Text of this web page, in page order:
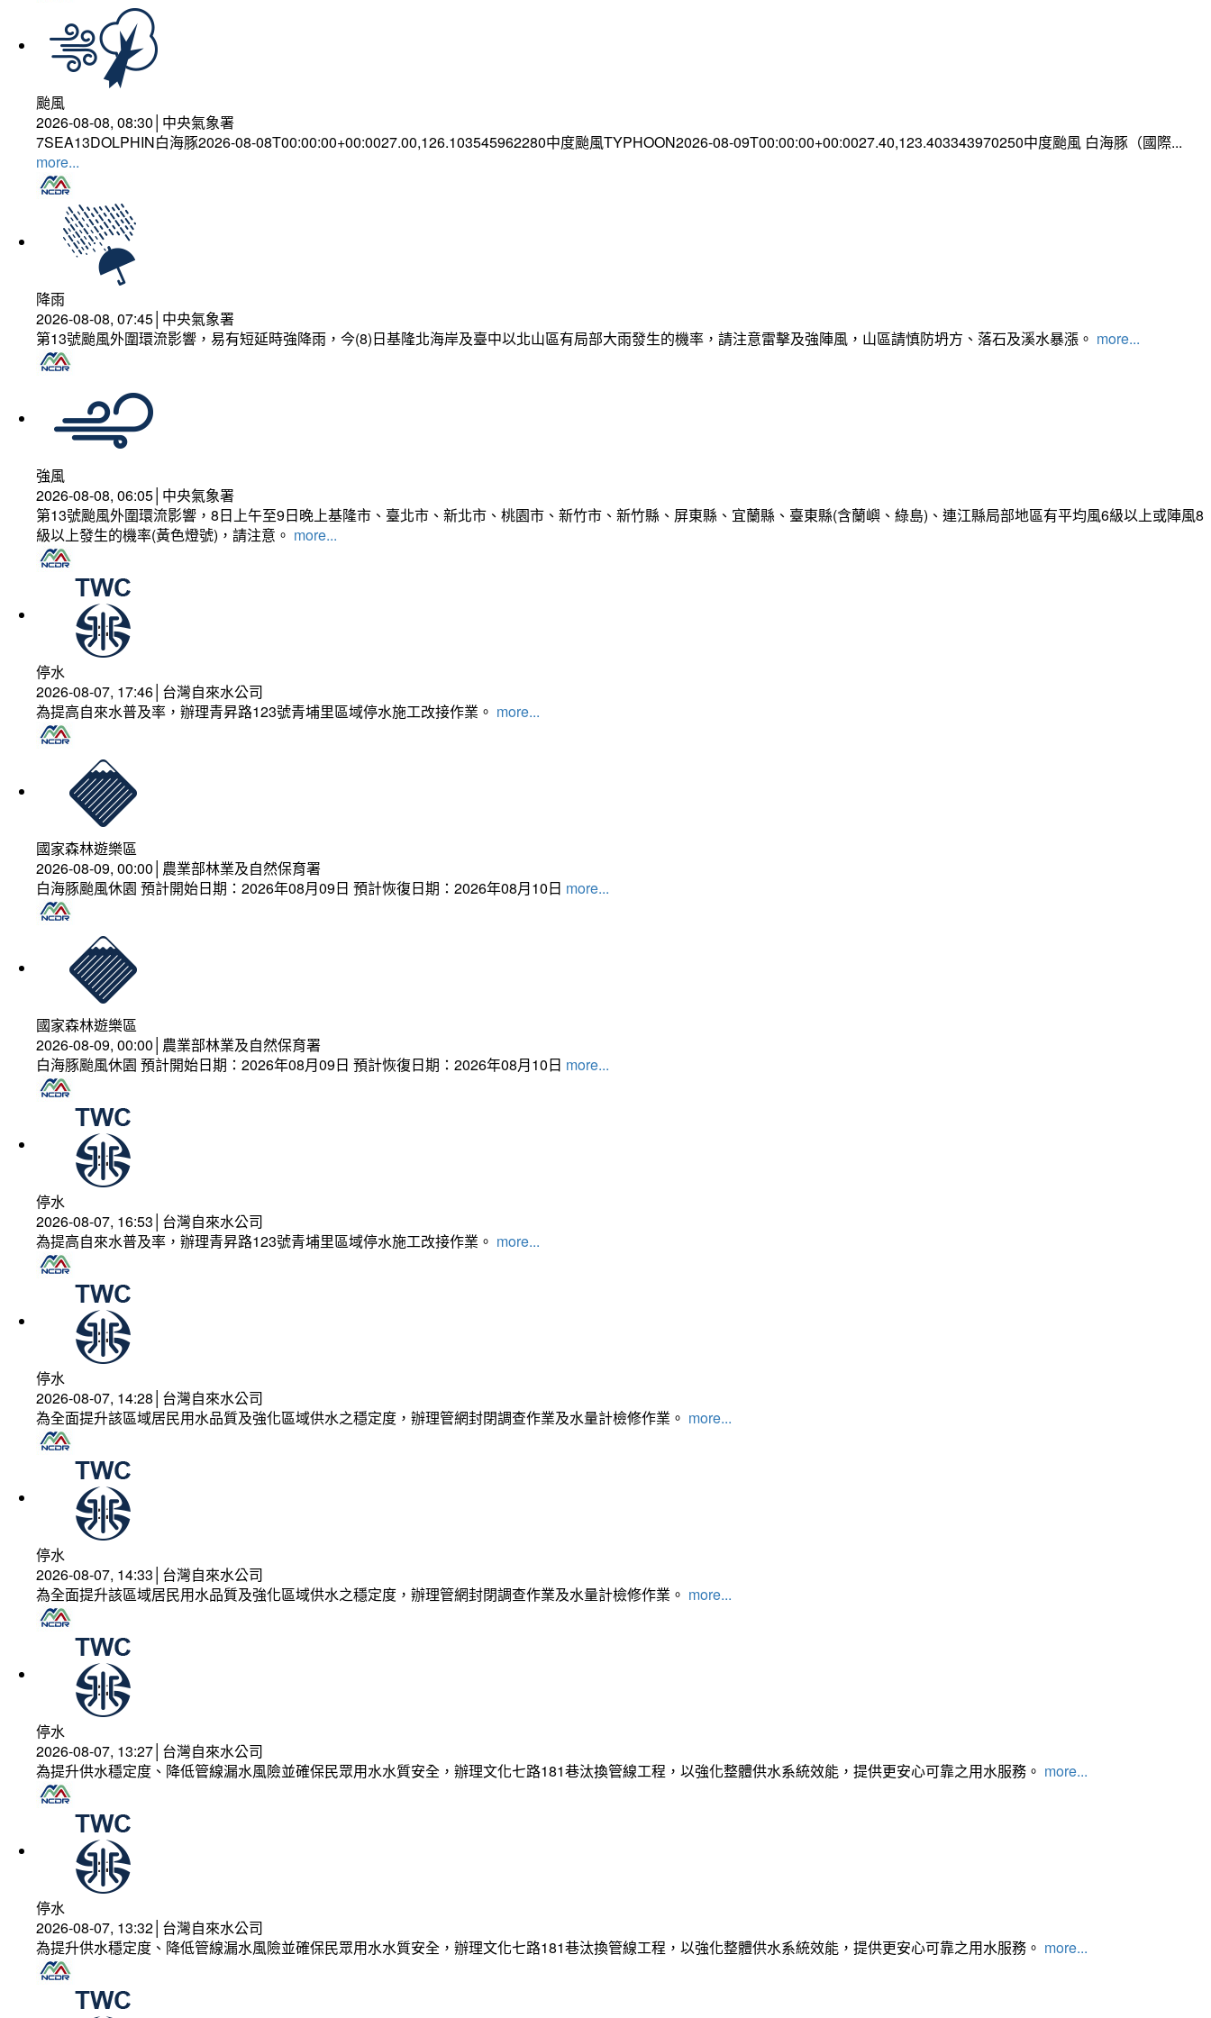
颱風
2026-08-08, 08:30│中央氣象署
7SEA13DOLPHIN白海豚2026-08-08T00:00:00+00:0027.00,126.103545962280中度颱風TYPHOON2026-08-09T00:00:00+00:0027.40,123.403343970250中度颱風 白海豚（國際...
more...
降雨
2026-08-08, 07:45│中央氣象署
第13號颱風外圍環流影響，易有短延時強降雨，今(8)日基隆北海岸及臺中以北山區有局部大雨發生的機率，請注意雷擊及強陣風，山區請慎防坍方、落石及溪水暴漲。 more...
強風
2026-08-08, 06:05│中央氣象署
第13號颱風外圍環流影響，8日上午至9日晚上基隆市、臺北市、新北市、桃園市、新竹市、新竹縣、屏東縣、宜蘭縣、臺東縣(含蘭嶼、綠島)、連江縣局部地區有平均風6級以上或陣風8
級以上發生的機率(黃色燈號)，請注意。 more...
停水
2026-08-07, 17:46│台灣自來水公司
為提高自來水普及率，辦理青昇路123號青埔里區域停水施工改接作業。 more...
國家森林遊樂區
2026-08-09, 00:00│農業部林業及自然保育署
白海豚颱風休園 預計開始日期：2026年08月09日 預計恢復日期：2026年08月10日 more...
國家森林遊樂區
2026-08-09, 00:00│農業部林業及自然保育署
白海豚颱風休園 預計開始日期：2026年08月09日 預計恢復日期：2026年08月10日 more...
停水
2026-08-07, 16:53│台灣自來水公司
為提高自來水普及率，辦理青昇路123號青埔里區域停水施工改接作業。 more...
停水
2026-08-07, 14:28│台灣自來水公司
為全面提升該區域居民用水品質及強化區域供水之穩定度，辦理管網封閉調查作業及水量計檢修作業。 more...
停水
2026-08-07, 14:33│台灣自來水公司
為全面提升該區域居民用水品質及強化區域供水之穩定度，辦理管網封閉調查作業及水量計檢修作業。 more...
停水
2026-08-07, 13:27│台灣自來水公司
為提升供水穩定度、降低管線漏水風險並確保民眾用水水質安全，辦理文化七路181巷汰換管線工程，以強化整體供水系統效能，提供更安心可靠之用水服務。 more...
停水
2026-08-07, 13:32│台灣自來水公司
為提升供水穩定度、降低管線漏水風險並確保民眾用水水質安全，辦理文化七路181巷汰換管線工程，以強化整體供水系統效能，提供更安心可靠之用水服務。 more...